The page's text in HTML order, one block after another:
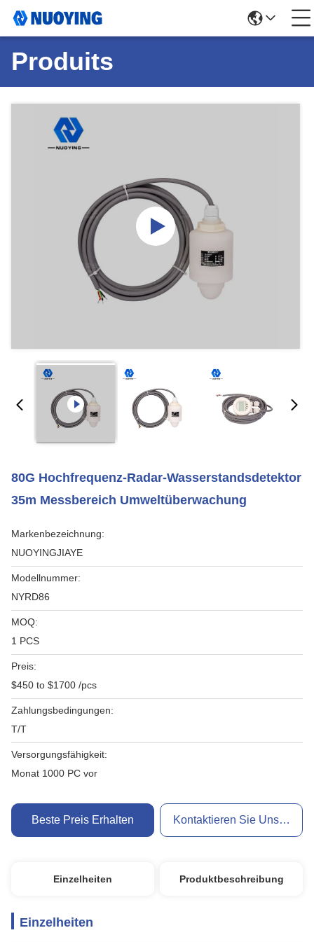
Produits
80G Hochfrequenz-Radar-Wasserstandsdetektor
35m Messbereich Umweltüberwachung
Markenbezeichnung:
NUOYINGJIAYE
Modellnummer:
NYRD86
MOQ:
1 PCS
Preis:
$450 to $1700 /pcs
Zahlungsbedingungen:
T/T
Versorgungsfähigkeit:
Monat 1000 PC vor
Beste Preis Erhalten Kontaktieren Sie Uns Jetzt
Einzelheiten Produktbeschreibung
Einzelheiten